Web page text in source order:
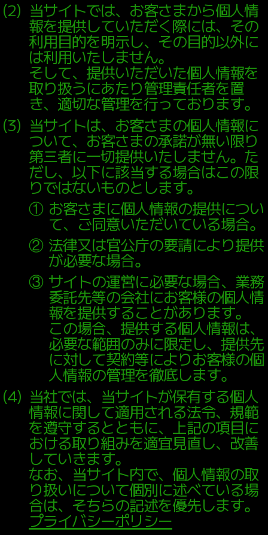
2） 当サイトでは、お客さまから個人情
報を提供していただく際には、その
利用目的を明示し、その目的以外に
は利用いたしません。
そして、提供いただいた個人情報を
取り扱うにあたり管理責任者を置
き、適切な管理を行っております。
3） 当サイトは、お客さまの個人情報に
ついて、お客さまの承諾が無い限り
第三者に一切提供いたしません。た
だし、以下に該当する場合はこの限
りではないものとします。
① お客さまに個人情報の提供につい
て、ご同意いただいている場合。
② 法律又は官公庁の要請により提供
が必要な場合。
③ サイトの運営に必要な場合、業務
委託先等の会社にお客様の個人情
報を提供することがあります。
この場合、提供する個人情報は、
必要な範囲のみに限定し、提供先
に対して契約等によりお客様の個
人情報の管理を徹底します。
4） 当社では、当サイトが保有する個人
情報に関して適用される法令、規範
を遵守するとともに、上記の項目に
おける取り組みを適宜見直し、改善
していきます。
なお、当サイト内で、個人情報の取
り扱いについて個別に述べている場
合は、そちらの記述を優先します。
プライバシーポリシー